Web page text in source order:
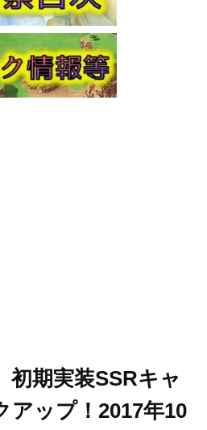
初期実装SSRキャ
アップ！2017年10